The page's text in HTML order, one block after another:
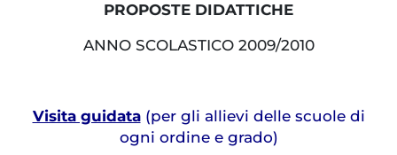
PROPOSTE DIDATTICHE
ANNO SCOLASTICO 2009/2010
Visita guidata(per gli allievi delle scuole di
ogni ordine e grado)